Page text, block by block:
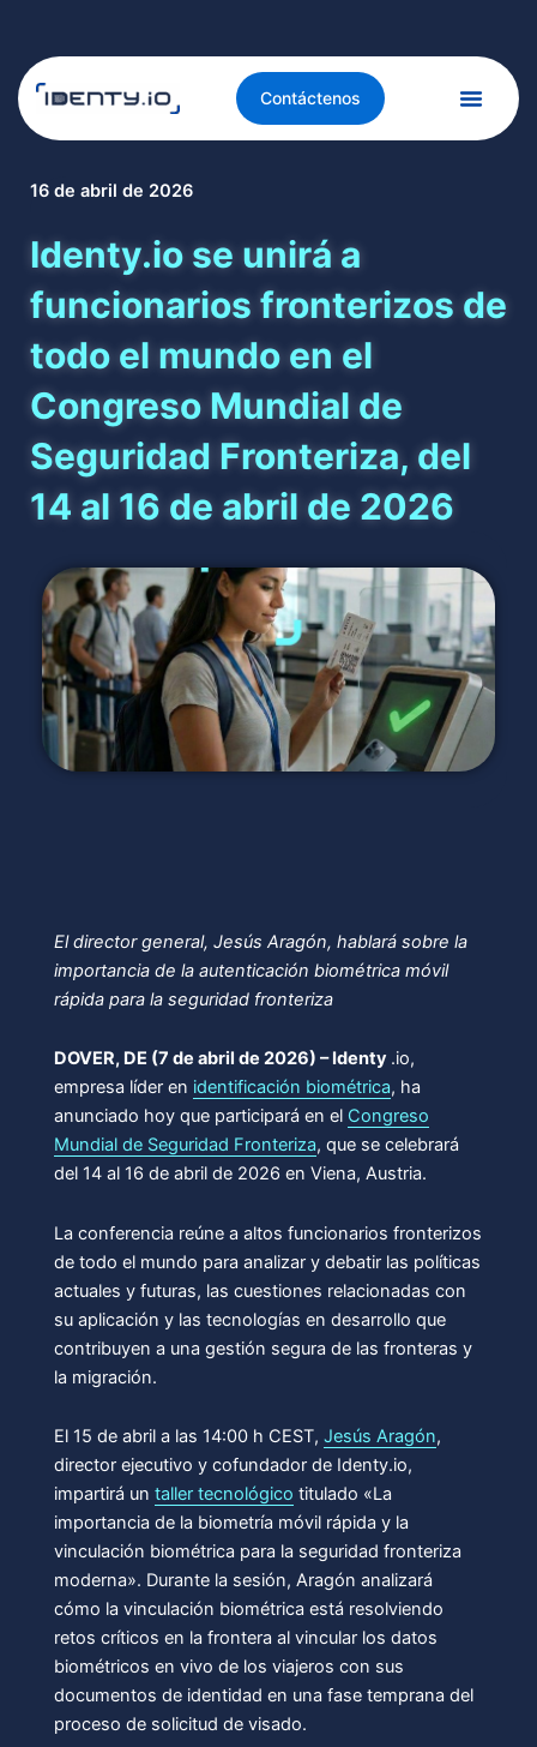
Contáctenos
16 de abril de 2026
Identy.io se unirá a
funcionarios fronterizos de
todo el mundo en el
Congreso Mundial de
Seguridad Fronteriza, del
14 al 16 de abril de 2026
El director general, Jesús Aragón, hablará sobre la
importancia de la autenticación biométrica móvil
rápida para la seguridad fronteriza
DOVER, DE (7 de abril de 2026) – Identy .io,
empresa líder en identificación biométrica, ha
anunciado hoy que participará en el Congreso
Mundial de Seguridad Fronteriza, que se celebrará
del 14 al 16 de abril de 2026 en Viena, Austria.
La conferencia reúne a altos funcionarios fronterizos
de todo el mundo para analizar y debatir las políticas
actuales y futuras, las cuestiones relacionadas con
su aplicación y las tecnologías en desarrollo que
contribuyen a una gestión segura de las fronteras y
la migración.
El 15 de abril a las 14:00 h CEST, Jesús Aragón,
director ejecutivo y cofundador de Identy.io,
impartirá un taller tecnológico titulado «La
importancia de la biometría móvil rápida y la
vinculación biométrica para la seguridad fronteriza
moderna». Durante la sesión, Aragón analizará
cómo la vinculación biométrica está resolviendo
retos críticos en la frontera al vincular los datos
biométricos en vivo de los viajeros con sus
documentos de identidad en una fase temprana del
proceso de solicitud de visado.